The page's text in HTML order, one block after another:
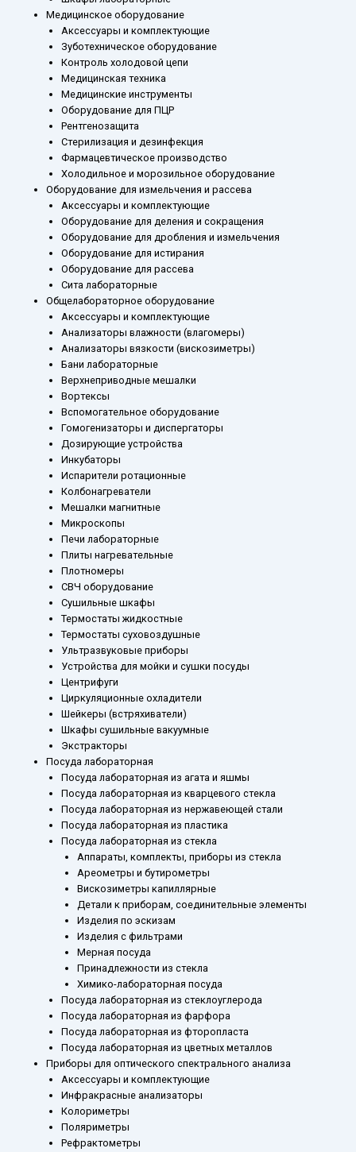
Медицинское оборудование
Аксессуары и комплектующие
Зуботехническое оборудование
Контроль холодовой цепи
Медицинская техника
Медицинские инструменты
Оборудование для ПЦР
Рентгенозащита
Стерилизация и дезинфекция
Фармацевтическое производство
Холодильное и морозильное оборудование
Оборудование для измельчения и рассева
Аксессуары и комплектующие
Оборудование для деления и сокращения
Оборудование для дробления и измельчения
Оборудование для истирания
Оборудование для рассева
Сита лабораторные
Общелабораторное оборудование
Аксессуары и комплектующие
Анализаторы влажности (влагомеры)
Анализаторы вязкости (вискозиметры)
Бани лабораторные
Верхнеприводные мешалки
Вортексы
Вспомогательное оборудование
Гомогенизаторы и диспергаторы
Дозирующие устройства
Инкубаторы
Испарители ротационные
Колбонагреватели
Мешалки магнитные
Микроскопы
Печи лабораторные
Плиты нагревательные
Плотномеры
СВЧ оборудование
Сушильные шкафы
Термостаты жидкостные
Термостаты суховоздушные
Ультразвуковые приборы
Устройства для мойки и сушки посуды
Центрифуги
Циркуляционные охладители
Шейкеры (встряхиватели)
Шкафы сушильные вакуумные
Экстракторы
Посуда лабораторная
Посуда лабораторная из агата и яшмы
Посуда лабораторная из кварцевого стекла
Посуда лабораторная из нержавеющей стали
Посуда лабораторная из пластика
Посуда лабораторная из стекла
Аппараты, комплекты, приборы из стекла
Ареометры и бутирометры
Вискозиметры капиллярные
Детали к приборам, соединительные элементы
Изделия по эскизам
Изделия с фильтрами
Мерная посуда
Принадлежности из стекла
Химико-лабораторная посуда
Посуда лабораторная из стеклоуглерода
Посуда лабораторная из фарфора
Посуда лабораторная из фторопласта
Посуда лабораторная из цветных металлов
Приборы для оптического спектрального анализа
Аксессуары и комплектующие
Инфракрасные анализаторы
Колориметры
Поляриметры
Рефрактометры